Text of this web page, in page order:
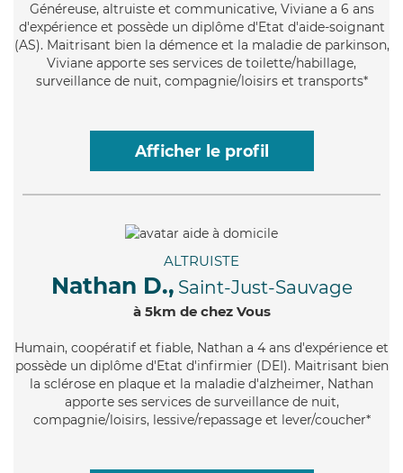
Généreuse, altruiste et communicative, Viviane a 6 ans
d'expérience et possède un diplôme d'Etat d'aide-soignant
(AS). Maitrisant bien la démence et la maladie de parkinson,
Viviane apporte ses services de toilette/habillage,
surveillance de nuit, compagnie/loisirs et transports*
Afficher le profil
ALTRUISTE
Nathan D., Saint-Just-Sauvage
à 5km de chez Vous
Humain, coopératif et fiable, Nathan a 4 ans d'expérience et
possède un diplôme d'Etat d'infirmier (DEI). Maitrisant bien
la sclérose en plaque et la maladie d'alzheimer, Nathan
apporte ses services de surveillance de nuit,
compagnie/loisirs, lessive/repassage et lever/coucher*